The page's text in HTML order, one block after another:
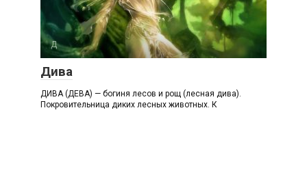
Д
Дива
ДИВА (ДЕВА) — богиня лесов и рощ (лесная дива).
Покровительница диких лесных животных. К